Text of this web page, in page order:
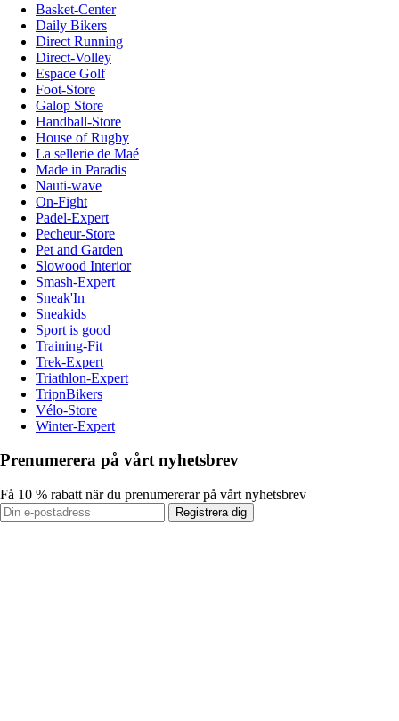
Basket-Center
Daily Bikers
Direct Running
Direct-Volley
Espace Golf
Foot-Store
Galop Store
Handball-Store
House of Rugby
La sellerie de Maé
Made in Paradis
Nauti-wave
On-Fight
Padel-Expert
Pecheur-Store
Pet and Garden
Slowood Interior
Smash-Expert
Sneak'In
Sneakids
Sport is good
Training-Fit
Trek-Expert
Triathlon-Expert
TripnBikers
Vélo-Store
Winter-Expert
Prenumerera på vårt nyhetsbrev
Få 10 % rabatt när du prenumererar på vårt nyhetsbrev
Registrera dig